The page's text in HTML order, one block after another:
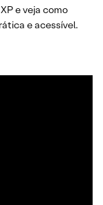
e veja como
e acessível.